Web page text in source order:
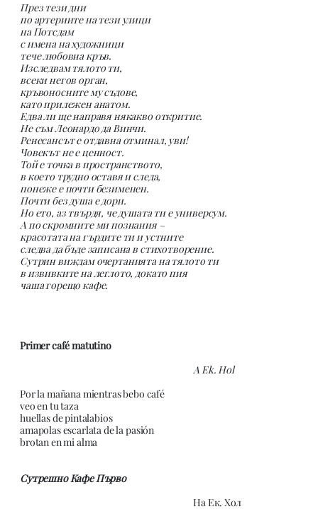
През тези дни
по артериите на тези улици
на Потсдам
с имена на художници
тече любовна кръв.
Изследвам тялото ти,
всеки негов орган,
кръвоносните му съдове,
като прилежен анатом.
Едва ли ще направя някакво откритие.
Не съм Леонардо да Винчи.
Ренесансът е отдавна отминал, уви!
Човекът не е ценност.
Той е точка в пространството,
в което трудно оставя и следа,
понеже е почти безименен.
Почти без душа е дори.
Но ето, аз твърдя, че душата ти е универсум.
А по скромните ми познания –
красотата на гърдите ти и устните
следва да бъде записана в стихотворение.
Сутрин виждам очертанията на тялото ти
в извивките на леглото, докато пия
чаша горещо кафе.
Primer café matutino
A Ek. Hol
Por la mañana mientras bebo café
veo en tu taza
huellas de pintalabios
amapolas escarlata de la pasión
brotan en mi alma
Сутрешно Кафе Първо
На Ек. Хол